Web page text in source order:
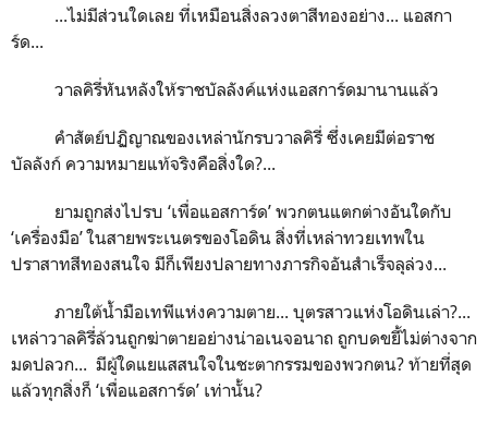
...ไม่มีส่วนใดเลย ที่เหมือนสิ่งลวงตาสีทองอย่าง... แอสกา
ร์ด...
วาลคิรี่หันหลังให้ราชบัลลังค์แห่งแอสการ์ดมานานแล้ว
คำสัตย์ปฏิญาณของเหล่านักรบวาลคิรี่ ซึ่งเคยมีต่อราช
บัลลังก์ ความหมายแท้จริงคือสิ่งใด?...
ยามถูกส่งไปรบ ‘เพื่อแอสการ์ด’ พวกตนแตกต่างอันใดกับ
‘เครื่องมือ’ ในสายพระเนตรของโอดิน สิ่งที่เหล่าทวยเทพใน
ปราสาทสีทองสนใจ มีก็เพียงปลายทางภารกิจอันสำเร็จลุล่วง...
ภายใต้น้ำมือเทพีแห่งความตาย... บุตรสาวแห่งโอดินเล่า?...
เหล่าวาลคิรี่ล้วนถูกฆ่าตายอย่างน่าอเนจอนาถ ถูกบดขยี้ไม่ต่างจาก
มดปลวก... มีผู้ใดแยแสสนใจในชะตากรรมของพวกตน? ท้ายที่สุด
แล้วทุกสิ่งก็ ‘เพื่อแอสการ์ด’ เท่านั้น?